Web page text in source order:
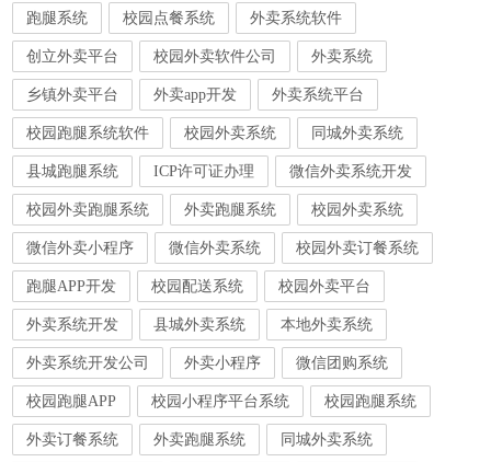
跑腿系统 校园点餐系统 外卖系统软件
创立外卖平台 校园外卖软件公司 外卖系统
乡镇外卖平台 外卖app开发 外卖系统平台
校园跑腿系统软件 校园外卖系统 同城外卖系统
县城跑腿系统 ICP许可证办理 微信外卖系统开发
校园外卖跑腿系统 外卖跑腿系统 校园外卖系统
微信外卖小程序 微信外卖系统 校园外卖订餐系统
跑腿APP开发 校园配送系统 校园外卖平台
外卖系统开发 县城外卖系统 本地外卖系统
外卖系统开发公司 外卖小程序 微信团购系统
校园跑腿APP 校园小程序平台系统 校园跑腿系统
外卖订餐系统 外卖跑腿系统 同城外卖系统